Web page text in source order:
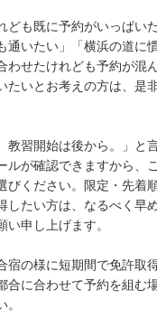
ども既に予約がいっぱい
通いたい」「横浜の道に
わせたけれども予約が
たいとお考えの方は、是
教習開始は後から。」と
ルが確認できますから、
びください。限定・先着
したい方は、なるべく早
い申し上げます。
宿の様に短期間で免許取
合に合わせて予約を組む